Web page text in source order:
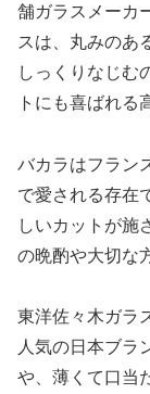
舗ガラスメーカ
スは、丸みのあ
しっくりなじむ
トにも喜ばれる
バカラはフラン
で愛される存在
しいカットが施
の晩酌や大切な
東洋佐々木ガラ
人気の日本ブラ
や、薄くて口当